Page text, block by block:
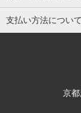
支払い方法について
京